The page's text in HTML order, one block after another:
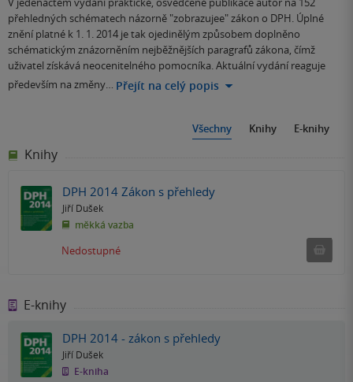
přehledných schématech názorně "zobrazujee" zákon o DPH. Úplné
znění platné k 1. 1. 2014 je tak ojedinělým způsobem doplněno
schématickým znázorněním nejběžnějších paragrafů zákona, čímž
uživatel získává neocenitelného pomocníka. Aktuální vydání reaguje
především na změny… Přejít na celý popis
Všechny Knihy E-knihy
Knihy
DPH 2014 Zákon s přehledy
Jiří Dušek
měkká vazba
Nedostupné
E-knihy
DPH 2014 - zákon s přehledy
Jiří Dušek
E-kniha